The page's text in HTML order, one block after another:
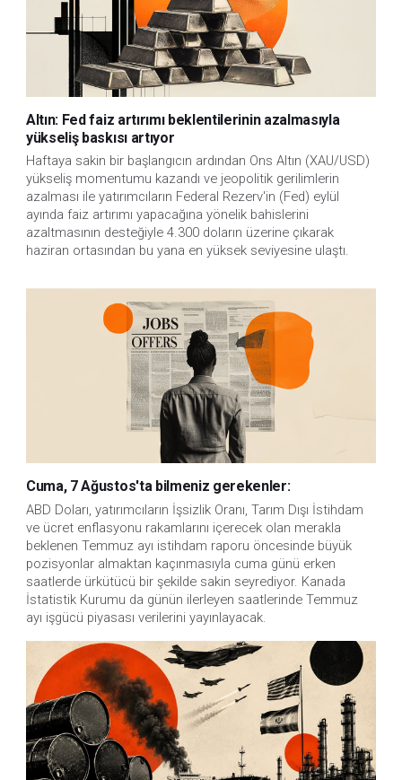
Altın: Fed faiz artırımı beklentilerinin azalmasıyla
yükseliş baskısı artıyor
Haftaya sakin bir başlangıcın ardından Ons Altın (XAU/USD)
yükseliş momentumu kazandı ve jeopolitik gerilimlerin
azalması ile yatırımcıların Federal Rezerv'in (Fed) eylül
ayında faiz artırımı yapacağına yönelik bahislerini
azaltmasının desteğiyle 4.300 doların üzerine çıkarak
haziran ortasından bu yana en yüksek seviyesine ulaştı.
Cuma, 7 Ağustos'ta bilmeniz gerekenler:
ABD Doları, yatırımcıların İşsizlik Oranı, Tarım Dışı İstihdam
ve ücret enflasyonu rakamlarını içerecek olan merakla
beklenen Temmuz ayı istihdam raporu öncesinde büyük
pozisyonlar almaktan kaçınmasıyla cuma günü erken
saatlerde ürkütücü bir şekilde sakin seyrediyor. Kanada
İstatistik Kurumu da günün ilerleyen saatlerinde Temmuz
ayı işgücü piyasası verilerini yayınlayacak.